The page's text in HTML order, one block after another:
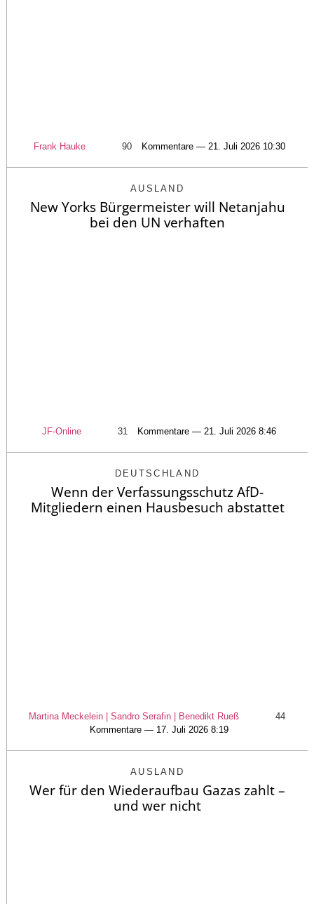
Frank Hauke 90 Kommentare — 21. Juli 2026 10:30
AUSLAND
New Yorks Bürgermeister will Netanjahu
bei den UN verhaften
JF-Online 31 Kommentare — 21. Juli 2026 8:46
DEUTSCHLAND
Wenn der Verfassungsschutz AfD-
Mitgliedern einen Hausbesuch abstattet
Martina Meckelein | Sandro Serafin | Benedikt Rueß
44
Kommentare — 17. Juli 2026 8:19
AUSLAND
Wer für den Wiederaufbau Gazas zahlt –
und wer nicht